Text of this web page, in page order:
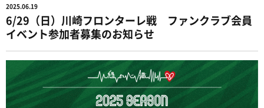
2025.06.19
6/29（日）川崎フロンターレ戦 ファンクラブ会員
イベント参加者募集のお知らせ